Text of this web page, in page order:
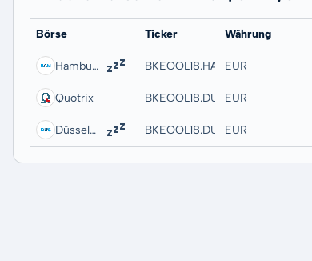
Börse Ticker Währung
Hamburg BKEOOL18.HAMBEUR
Quotrix BKEOOL18.DUSDEUR
Düsseldorf BKEOOL18.DUSBEUR